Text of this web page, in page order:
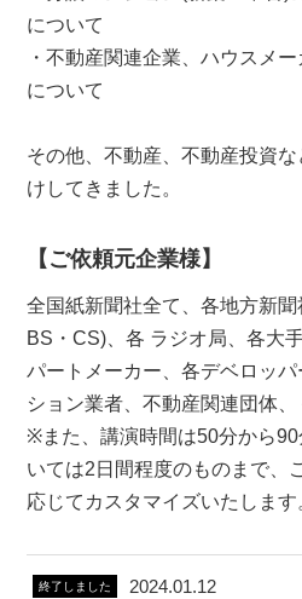
について
・不動産関連企業、ハウスメ
について
その他、不動産、不動産投資
けしてきました。
【ご依頼元企業様】
全国紙新聞社全て、各地方新聞
BS・CS)、各 ラジオ局、各大
パートメーカー、各デベロッ
ション業者、不動産関連団体
※また、講演時間は50分から
いては2日間程度のものまで
応じてカスタマイズいたします
終了しました
2024.01.12